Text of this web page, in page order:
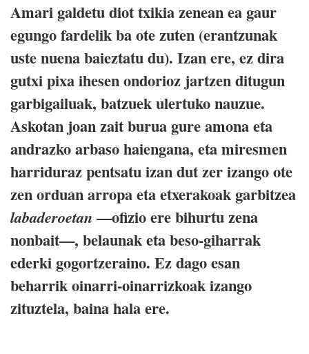
Amari galdetu diot txikia zenean ea gaur
egungo fardelik ba ote zuten (erantzunak
uste nuena baieztatu du). Izan ere, ez dira
gutxi pixa ihesen ondorioz jartzen ditugun
garbigailuak, batzuek ulertuko nauzue.
Askotan joan zait burua gure amona eta
andrazko arbaso haiengana, eta miresmen
harriduraz pentsatu izan dut zer izango ote
zen orduan arropa eta etxerakoak garbitzea
labaderoetan —ofizio ere bihurtu zena
nonbait—, belaunak eta beso-giharrak
ederki gogortzeraino. Ez dago esan
beharrik oinarri-oinarrizkoak izango
zituztela, baina hala ere.